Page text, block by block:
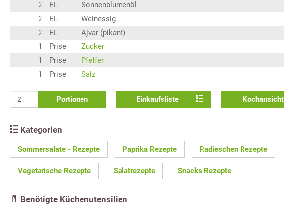
2
EL
Sonnenblumenöl
2
EL
Weinessig
2
EL
Ajvar (pikant)
1
Prise
Zucker
1
Prise
Pfeffer
1
Prise Salz
Portionen Einkaufsliste Kochansicht
Kategorien
Sommersalate - Rezepte Paprika Rezepte Radieschen Rezepte
Vegetarische Rezepte Salatrezepte Snacks Rezepte
Benötigte Küchenutensilien